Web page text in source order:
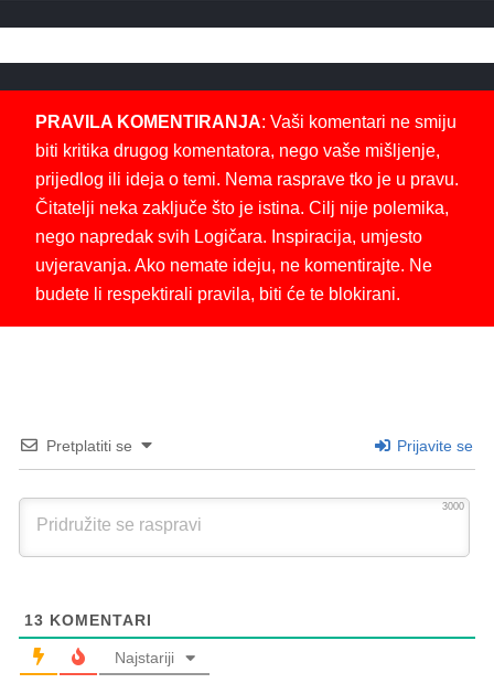
PRAVILA KOMENTIRANJA: Vaši komentari ne smiju
biti kritika drugog komentatora, nego vaše mišljenje,
prijedlog ili ideja o temi. Nema rasprave tko je u pravu.
Čitatelji neka zaključe što je istina. Cilj nije polemika,
nego napredak svih Logičara. Inspiracija, umjesto
uvjeravanja. Ako nemate ideju, ne komentirajte. Ne
budete li respektirali pravila, biti će te blokirani.
Pretplatiti se Prijavite se
3000
13 KOMENTARI
Najstariji